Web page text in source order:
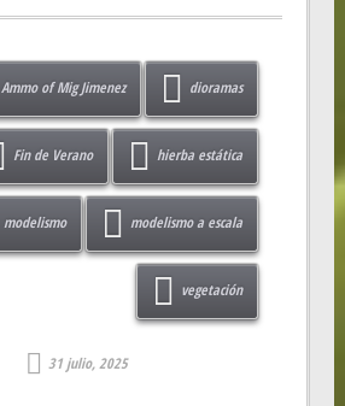
Ammo of Mig Jimenez dioramas
Fin de Verano hierba estática
modelismo modelismo a escala
vegetación
31 julio, 2025